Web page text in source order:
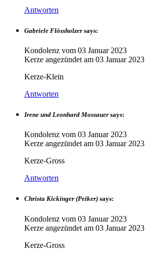
Antworten
Gabriele Flössholzer says:
Kondolenz vom 03 Januar 2023
Kerze angezündet am 03 Januar 2023
Kerze-Klein
Antworten
Irene und Leonhard Mossauer says:
Kondolenz vom 03 Januar 2023
Kerze angezündet am 03 Januar 2023
Kerze-Gross
Antworten
Christa Kickinger (Peiker) says:
Kondolenz vom 03 Januar 2023
Kerze angezündet am 03 Januar 2023
Kerze-Gross